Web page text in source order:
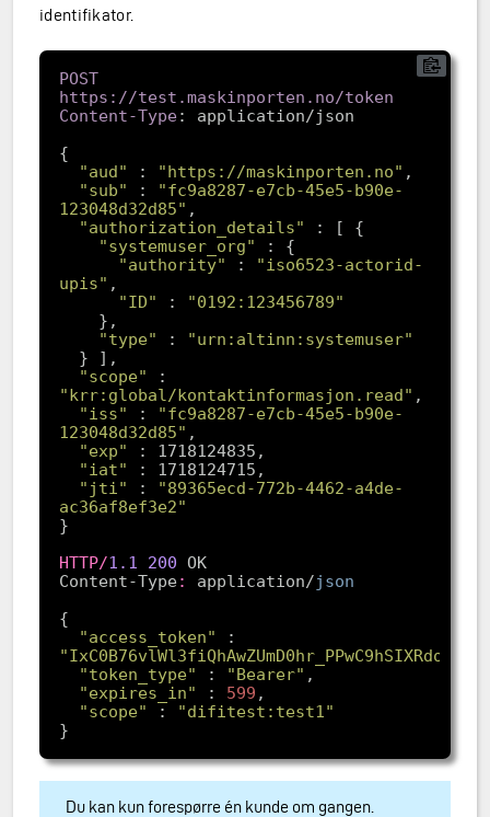
identifikator.
POST
Content-Type
"aud" : "https://maskinporten.no"
"sub" :
"fc9a8287-e7cb-45e5-b90e-
123048d32d85"
"authorization_details"
"systemuser_org"
"authority" :
"iso6523-actorid-
upis"
"ID" :
"0192:123456789"
"type" :
"urn:altinn:systemuser"
"scope"
"krr:global/kontaktinformasjon.read"
"iss" :
"fc9a8287-e7cb-45e5-b90e-
123048d32d85"
"exp"
"iat"
"jti" :
"89365ecd-772b-4462-a4de-
ac36af8ef3e2"
HTTP/1.1 200
OK
Content-Type: application/json
"access_token"
"token_type" : "Bearer"
"expires_in" : 599
"scope" :
"difitest:test1"
Du kan kun forespørre én kunde om gangen.